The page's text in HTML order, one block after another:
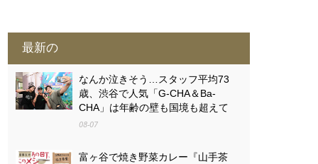
最新の
なんか泣きそう…スタッフ平均73
歳、渋谷で人気「G-CHA＆Ba-
CHA」は年齢の壁も国境も超えて
08-07
富ヶ谷で焼き野菜カレー『山手茶